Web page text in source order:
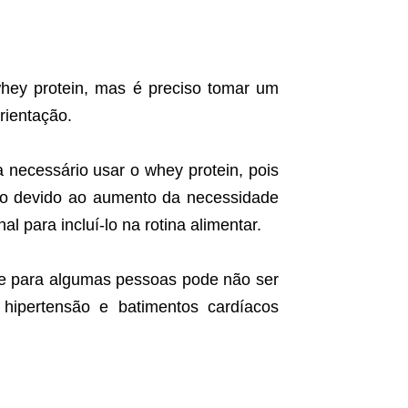
protein, mas é preciso tomar um
usar o whey protein, pois
devido ao aumento da necessidade
para incluí-lo na rotina alimentar.
para algumas pessoas pode não ser
e batimentos cardíacos